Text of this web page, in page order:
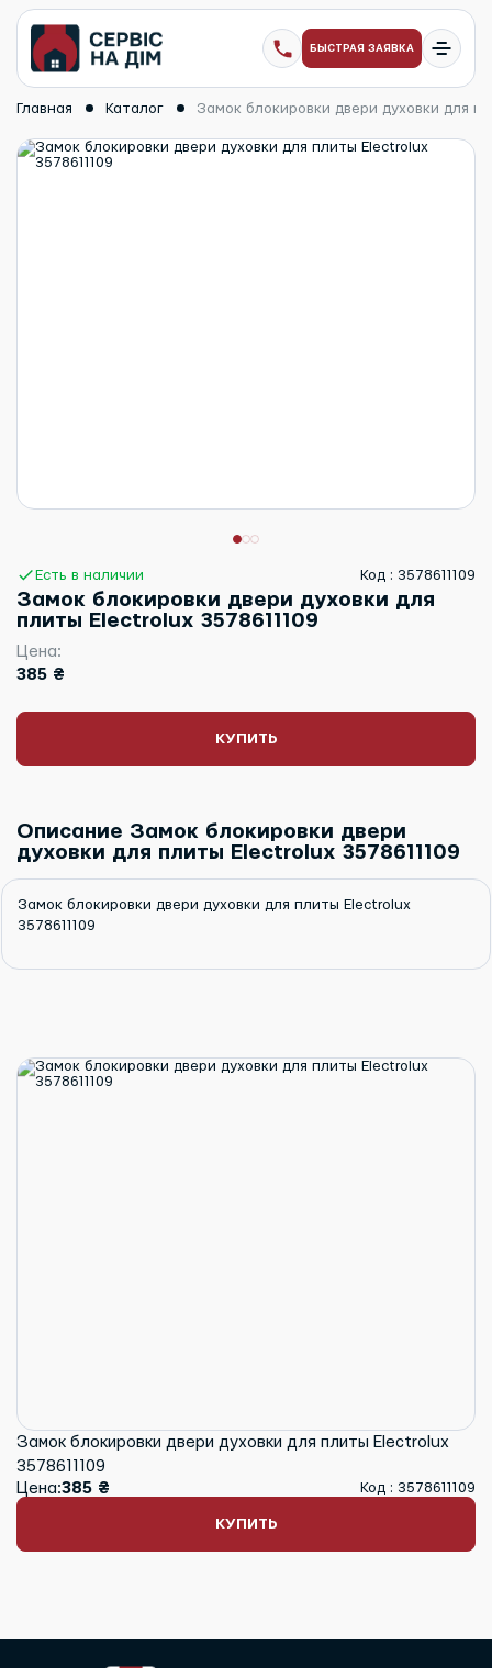
БЫСТРАЯ ЗАЯВКА
Главная Каталог Замок блокировки двери духовки для
Есть в наличии Код : 3578611109
Замок блокировки двери духовки для
плиты Electrolux 3578611109
Цена:
385 ₴
КУПИТЬ
Описание Замок блокировки двери
духовки для плиты Electrolux 3578611109
Замок блокировки двери духовки для плиты Electrolux
3578611109
Замок блокировки двери духовки для плиты Electrolux
3578611109
Цена:385 ₴ Код : 3578611109
КУПИТЬ